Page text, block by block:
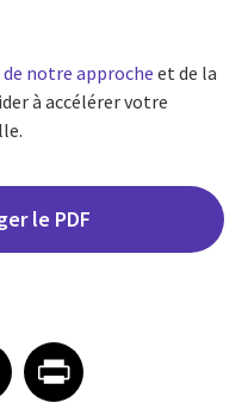
notre approche et de la
à accélérer votre
le PDF
EmailShare on Print